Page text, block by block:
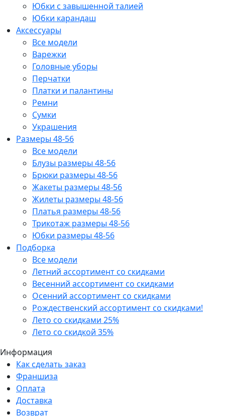
Юбки с завышенной талией
Юбки карандаш
Аксессуары
Все модели
Варежки
Головные уборы
Перчатки
Платки и палантины
Ремни
Сумки
Украшения
Размеры 48-56
Все модели
Блузы размеры 48-56
Брюки размеры 48-56
Жакеты размеры 48-56
Жилеты размеры 48-56
Платья размеры 48-56
Трикотаж размеры 48-56
Юбки размеры 48-56
Подборка
Все модели
Летний ассортимент со скидками
Весенний ассортимент со скидками
Осенний ассортимент со скидками
Рождественский ассортимент со скидками!
Лето со скидками 25%
Лето со скидкой 35%
Информация
Как сделать заказ
Франшиза
Оплата
Доставка
Возврат